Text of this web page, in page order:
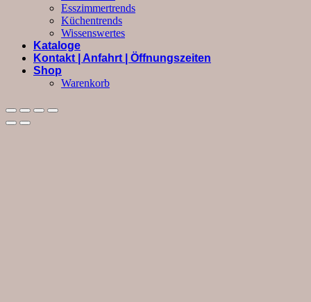
Esszimmertrends
Küchentrends
Wissenswertes
Kataloge
Kontakt | Anfahrt | Öffnungszeiten
Shop
Warenkorb